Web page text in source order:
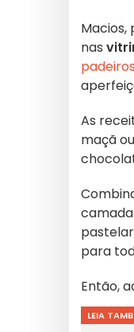
Macios,
nas
padeiros
As
maçã
para
Então,
LEIA